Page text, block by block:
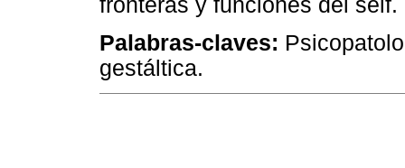
fronteras y funciones del self.
Palabras-claves:
gestáltica.